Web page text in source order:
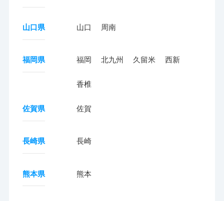
山口県 山口 周南
福岡県 福岡 北九州 久留米 西新
香椎
佐賀県 佐賀
長崎県 長崎
熊本県 熊本